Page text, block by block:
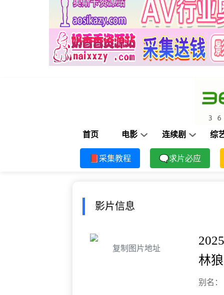
首页 电影 连续剧 综
📕采集教程 🗨求片必应
影片信息
复制图片地址
林狼
别名：